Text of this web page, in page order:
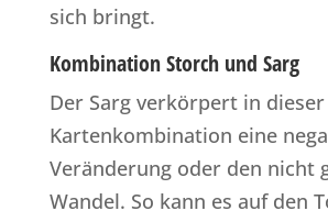
sich bringt.
Kombination Storch und Sarg
Der Sarg verkörpert in dieser
Kartenkombination eine
Veränderung oder den nicht
Wandel. So kann es auf den